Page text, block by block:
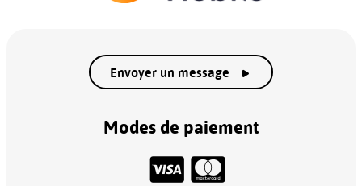
Envoyer un message
Modes de paiement